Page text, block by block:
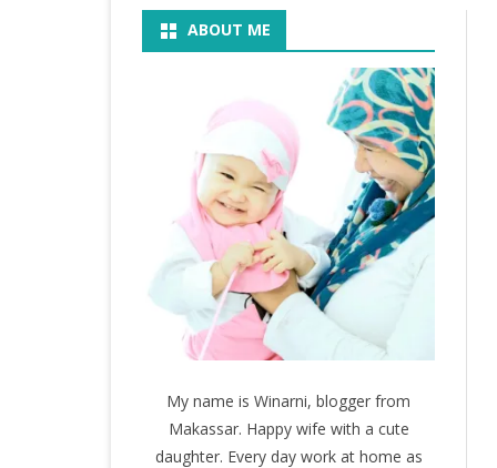
KEGIATAN
KOSMETIK
MOVIE
ABOUT ME
My name is Winarni, blogger from
Makassar. Happy wife with a cute
daughter. Every day work at home as